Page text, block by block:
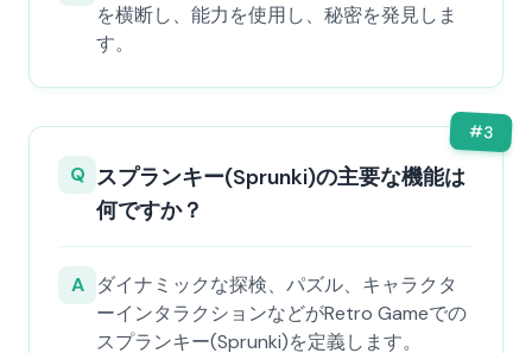
を横断し、能力を使用し、秘密を発見しま
す。
#3
Q スプランキー(Sprunki)の主要な機能は
何ですか？
A ダイナミックな探検、パズル、キャラクタ
ーインタラクションなどがRetro Gameでの
スプランキー(Sprunki)を定義します。